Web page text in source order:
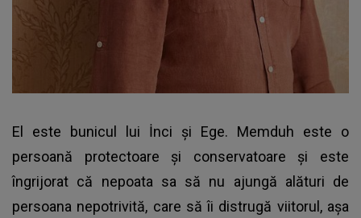
El este bunicul lui İnci și Ege. Memduh este o
persoană protectoare și conservatoare și este
îngrijorat că nepoata sa să nu ajungă alături de
persoana nepotrivită, care să îi distrugă viitorul, așa